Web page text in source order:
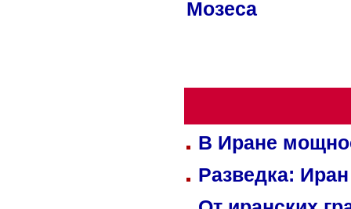
Мозеса
В Иране
Разведка: